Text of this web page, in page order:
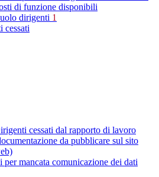
di funzione disponibili
dirigenti 1
cessati
cessati dal rapporto di lavoro
da pubblicare sul sito
per mancata comunicazione dei dati